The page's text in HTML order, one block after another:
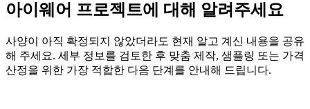
아이웨어 프로젝트에 대해 알려주세요
사양이 아직 확정되지 않았더라도 현재 알고 계신 내용을 공유
해 주세요. 세부 정보를 검토한 후 맞춤 제작, 샘플링 또는 가격
산정을 위한 가장 적합한 다음 단계를 안내해 드립니다.